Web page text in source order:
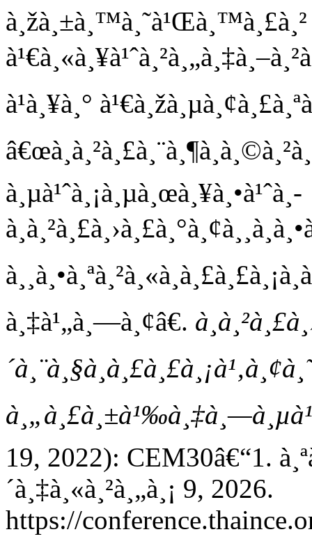
à¸žà¸±à¸™à¸˜à¹Œà¸™à¸£à¸²
à¹à¸¥à¸°
à¸µà¹ˆà¸¡à¸µà¸œà¸¥à¸•à¹ˆà¸­
à¸‡à¹„à¸—à¸¢â€.
19, 2022): CEM30â€“1.
´à¸‡à¸«à¸²à¸„à¸¡ 9, 2026.
https://